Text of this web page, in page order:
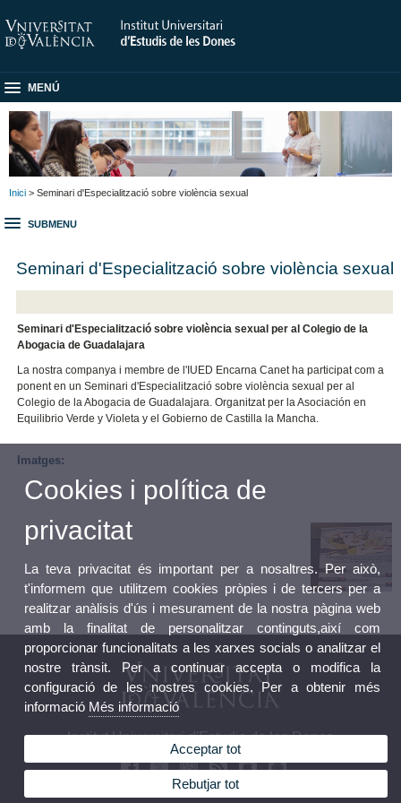
MENÚ
Inici > Seminari d'Especialització sobre violència sexual
SUBMENU
Seminari d'Especialització sobre violència sexual
Seminari d'Especialització sobre violència sexual per al Colegio de la
Abogacia de Guadalajara
La nostra companya i membre de l'IUED Encarna Canet ha participat com a
ponent en un Seminari d'Especialització sobre violència sexual per al
Colegio de la Abogacia de Guadalajara. Organitzat per la Asociación en
Equilibrio Verde y Violeta y el Gobierno de Castilla la Mancha.
Imatges:
Institut Universitari d'Estudis de les Dones
Cookies i política de
privacitat
La teva privacitat és important per a nosaltres. Per això,
t'informem que utilitzem cookies pròpies i de tercers per a
realitzar anàlisis d'ús i mesurament de la nostra pàgina web
amb la finalitat de personalitzar continguts,així com
proporcionar funcionalitats a les xarxes socials o analitzar el
nostre trànsit. Per a continuar accepta o modifica la
configuració de les nostres cookies. Per a obtenir més
informació Més informació
Acceptar tot
Rebutjar tot